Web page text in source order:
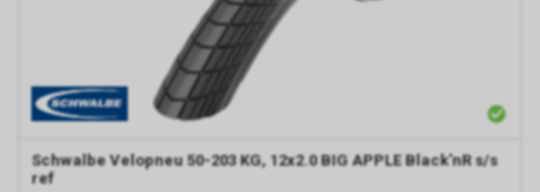
Schwalbe Velopneu 50-203 KG, 12x2.0 BIG APPLE Black'nR s/s
ref